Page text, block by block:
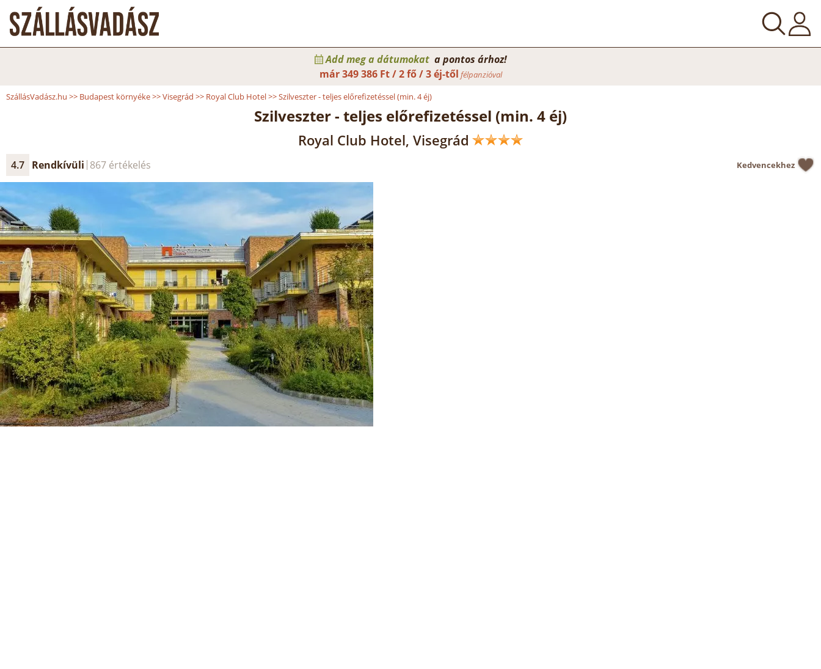
Add meg a dátumokat a pontos árhoz!
már349 386 Ft / 2 fő / 3 éj-től félpanzióval
SzállásVadász.hu >> Budapest környéke>>Visegrád >> Royal Club Hotel>>Szilveszter - teljes előrefizetéssel (min. 4 éj)
Szilveszter - teljes előrefizetéssel (min. 4 éj)
Royal Club Hotel, Visegrád
4.7 Rendkívüli 867 értékelés Kedvencekhez